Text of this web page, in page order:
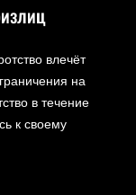
влечёт
на
в течение
к своему